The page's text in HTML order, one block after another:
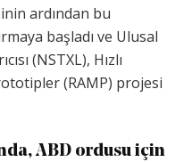
ardından bu
başladı ve Ulusal
(NSTXL), Hızlı
(RAMP) projesi
ABD ordusu için